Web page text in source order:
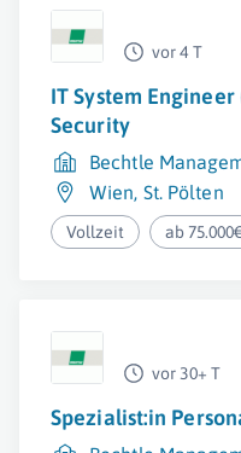
vor 4 T
IT System
Security
Bechtle
Wien, St. Pölten
Vollzeit ab
vor 30+ T
Spezialist:in